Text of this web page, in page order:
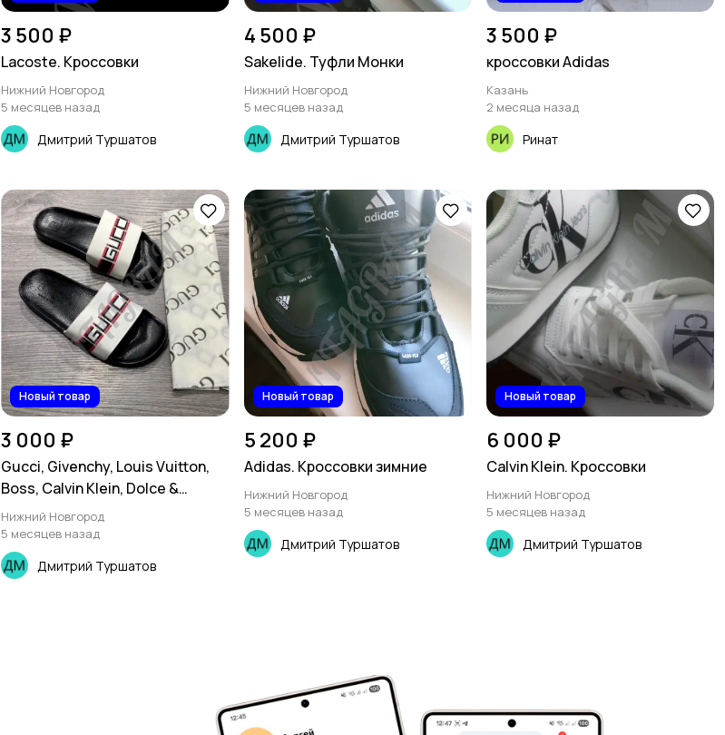
3 500 ₽
Lacoste. Кроссовки
Нижний Новгород
5 месяцев назад
Дмитрий Туршатов
4 500 ₽
Sakelide. Туфли Монки
Нижний Новгород
5 месяцев назад
Дмитрий Туршатов
3 500 ₽
кроссовки Adidas
Казань
2 месяца назад
Ринат
Новый товар
3 000 ₽
Gucci, Givenchy, Louis Vuitton,
Boss, Calvin Klein, Dolce &
Gabbana, Emporio Armani.
Шлёпки
Нижний Новгород
5 месяцев назад
Дмитрий Туршатов
Новый товар
5 200 ₽
Adidas. Кроссовки зимние
Нижний Новгород
5 месяцев назад
Дмитрий Туршатов
Новый товар
6 000 ₽
Calvin Klein. Кроссовки
Нижний Новгород
5 месяцев назад
Дмитрий Туршатов